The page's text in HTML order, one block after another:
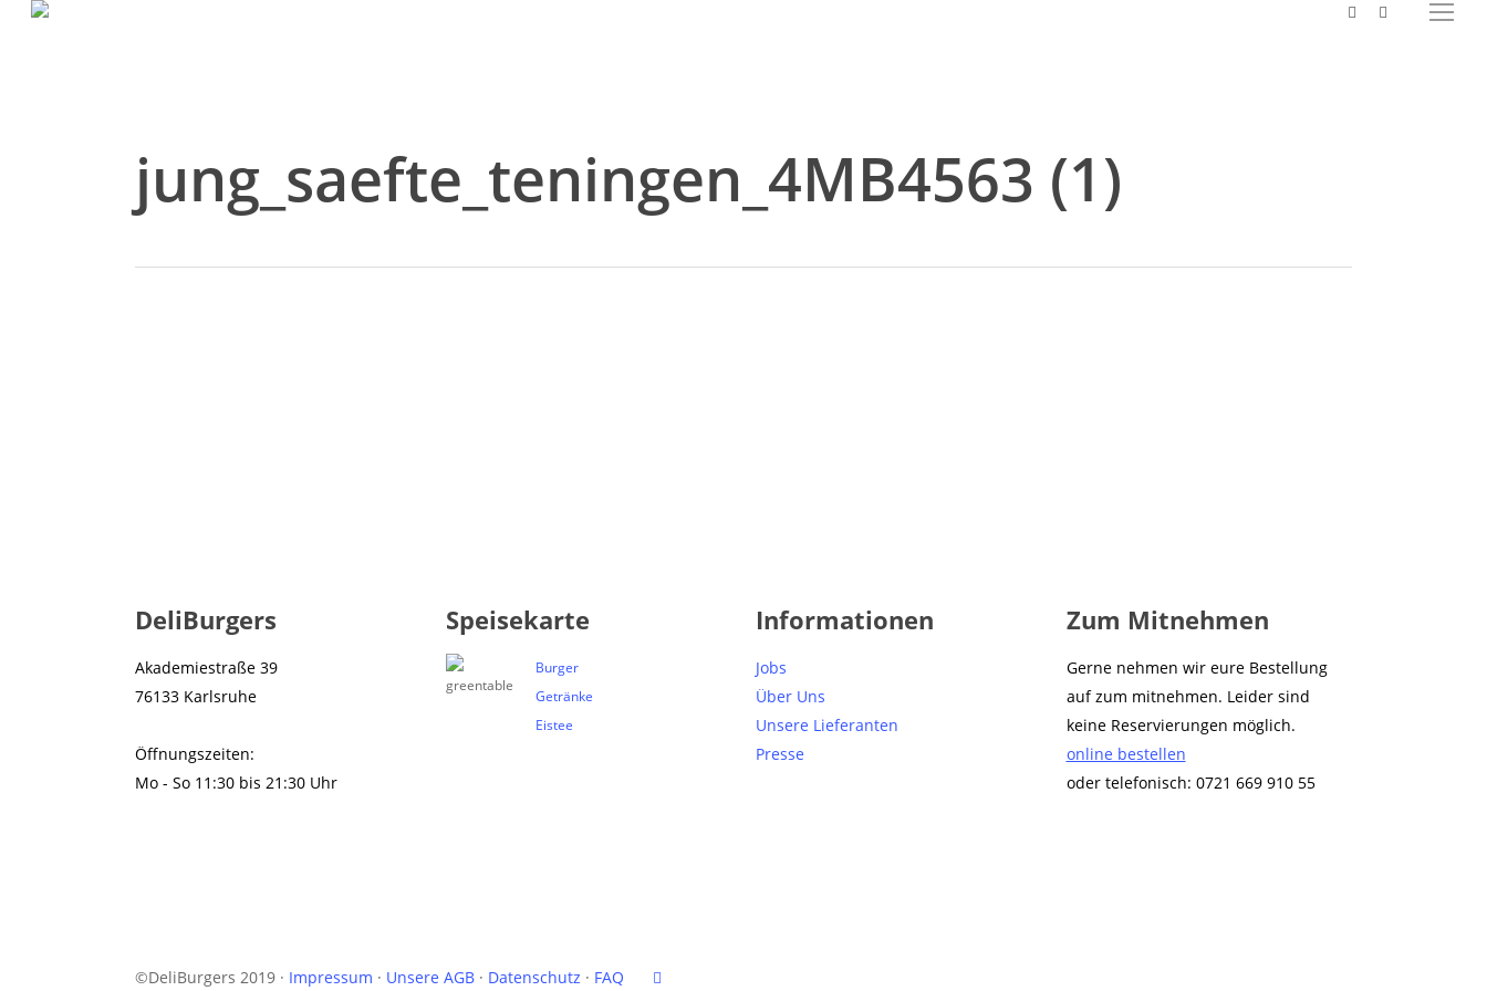
Menu
facebookinstagram
jung_saefte_teningen_4MB4563 (1)
DeliBurgers
Akademiestraße 39
76133 Karlsruhe
Öffnungszeiten:
Mo - So 11:30 bis 21:30 Uhr
Speisekarte
Burger
Getränke
Eistee
Informationen
Jobs
Über Uns
Unsere Lieferanten
Presse
Zum Mitnehmen
Gerne nehmen wir eure Bestellung
auf zum mitnehmen. Leider sind
keine Reservierungen möglich.
online bestellen
oder telefonisch: 0721 669 910 55
©DeliBurgers 2019 · Impressum · Unsere AGB · Datenschutz · FAQ facebook